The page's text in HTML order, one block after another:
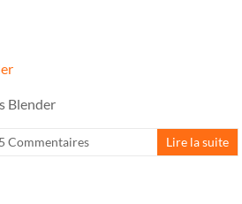
Blender
5 Commentaires Lire la suite